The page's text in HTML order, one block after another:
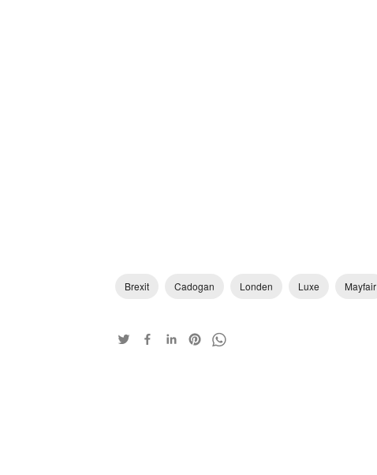
Brexit Cadogan Londen Luxe Mayfair